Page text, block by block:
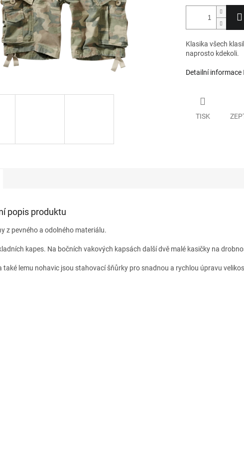
Klasika všech
naprosto kdekoli.
Detailní informace
TISK
popis produktu
z pevného a odolného materiálu.
kapes. Na bočních vakových kapsách další dvě malé kasičky na
také lemu nohavic jsou stahovací šňůrky pro snadnou a rychlou úpravu